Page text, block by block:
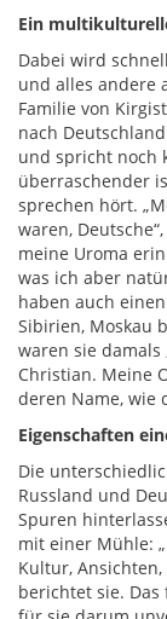
Ein
Dabei wird
und alles andere
Familie von
nach
und spricht noch
überraschender
sprechen hört.
waren,
meine Uroma
was ich aber
haben auch
Sibirien, Moskau
waren sie damals
Christian. Meine
deren Name, wie
Eigenschaften
Die
Russland und
Spuren
mit einer Mühle:
Kultur,
berichtet sie.